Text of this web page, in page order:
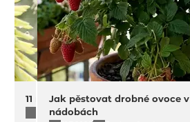
11 na rostliny do sucha a horka
4.8.2026
10 minut čtení
Jak pěstovat drobné ovoce v
nádobách